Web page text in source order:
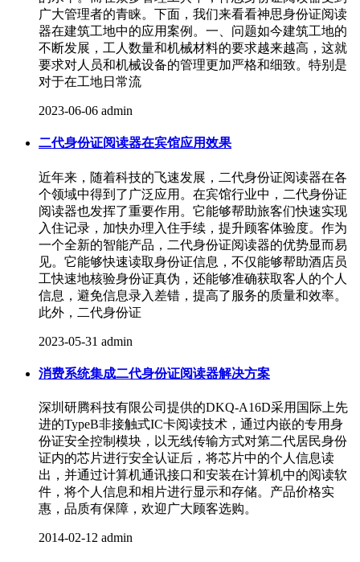
广大管理者的青睐。下面，我们来看看神思身份证阅读
器在建筑工地中的应用案例。一、问题如今建筑工地的
不断发展，工人数量和机械材料的要求越来越高，这就
要求对人员和机械设备的管理更加严格和细致。特别是
对于在工地日常流
2023-06-06 admin
二代身份证阅读器在宾馆应用效果
近年来，随着科技的飞速发展，二代身份证阅读器在各
个领域中得到了广泛应用。在宾馆行业中，二代身份证
阅读器也发挥了重要作用。它能够帮助旅客们快速实现
入住记录，加快办理入住手续，提升顾客体验度。作为
一个全新的智能产品，二代身份证阅读器的优势显而易
见。它能够快速读取身份证信息，不仅能够帮助酒店员
工快速地核验身份证真伪，还能够准确获取客人的个人
信息，避免信息录入差错，提高了服务的质量和效率。
此外，二代身份证
2023-05-31 admin
消费系统集成二代身份证阅读器解决方案
深圳研腾科技有限公司提供的DKQ-A16D采用国际上先
进的TypeB非接触式IC卡阅读技术，通过内嵌的专用身
份证安全控制模块，以无线传输方式对第二代居民身份
证内的芯片进行安全认证后，将芯片中的个人信息读
出，并通过计算机通讯接口和安装在计算机中的阅读软
件，将个人信息和相片进行显示和存储。产品价格实
惠，品质有保障，欢迎广大顾客选购。
2014-02-12 admin